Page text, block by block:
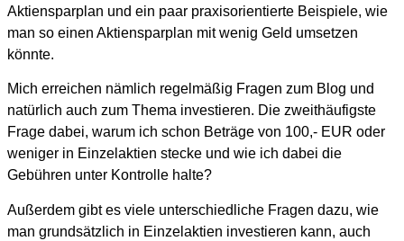
Aktiensparplan und ein paar praxisorientierte Beispiele, wie
man so einen Aktiensparplan mit wenig Geld umsetzen
könnte.
Mich erreichen nämlich regelmäßig Fragen zum Blog und
natürlich auch zum Thema investieren. Die zweithäufigste
Frage dabei, warum ich schon Beträge von 100,- EUR oder
weniger in Einzelaktien stecke und wie ich dabei die
Gebühren unter Kontrolle halte?
Außerdem gibt es viele unterschiedliche Fragen dazu, wie
man grundsätzlich in Einzelaktien investieren kann, auch